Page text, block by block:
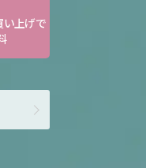
い上げで